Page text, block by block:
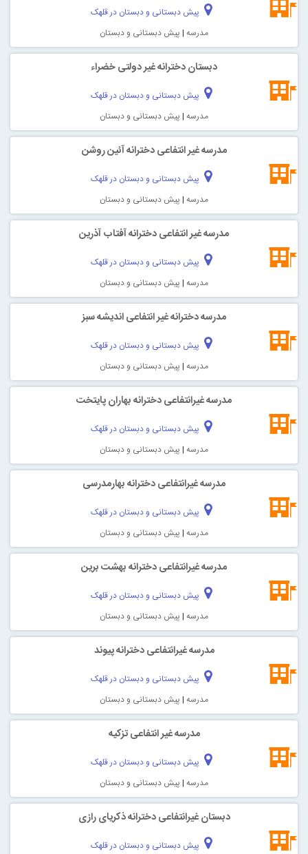
پیش دبستانی و دبستان در قلهک
مدرسه | پیش دبستانی و دبستان
دبستان دخترانه غیر دولتی خضراء
پیش دبستانی و دبستان در قلهک
مدرسه | پیش دبستانی و دبستان
مدرسه غیر انتفاعی دخترانه آئين روشن
پیش دبستانی و دبستان در قلهک
مدرسه | پیش دبستانی و دبستان
مدرسه غیر انتفاعی دخترانه آفتاب آذرین
پیش دبستانی و دبستان در قلهک
مدرسه | پیش دبستانی و دبستان
مدرسه دخترانه غیر انتفاعی انديشه سبز
پیش دبستانی و دبستان در قلهک
مدرسه | پیش دبستانی و دبستان
مدرسه غیرانتفاعی دخترانه بهاران پايتخت
پیش دبستانی و دبستان در قلهک
مدرسه | پیش دبستانی و دبستان
مدرسه غیرانتفاعی دخترانه بهارمدرسی
پیش دبستانی و دبستان در قلهک
مدرسه | پیش دبستانی و دبستان
مدرسه غیرانتفاعی دخترانه بهشت برين
پیش دبستانی و دبستان در قلهک
مدرسه | پیش دبستانی و دبستان
مدرسه غیرانتفاعی دخترانه پيوند
پیش دبستانی و دبستان در قلهک
مدرسه | پیش دبستانی و دبستان
مدرسه غیر انتفاعی تزكيه
پیش دبستانی و دبستان در قلهک
مدرسه | پیش دبستانی و دبستان
دبستان غیرانتفاعی دخترانه ذكريای رازی
پیش دبستانی و دبستان در قلهک